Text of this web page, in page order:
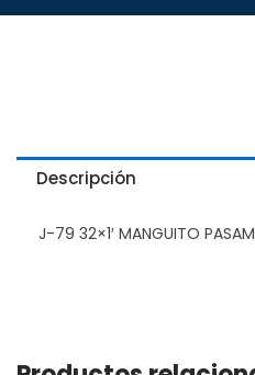
Descripción
J-79 32×1′ MANGUITO